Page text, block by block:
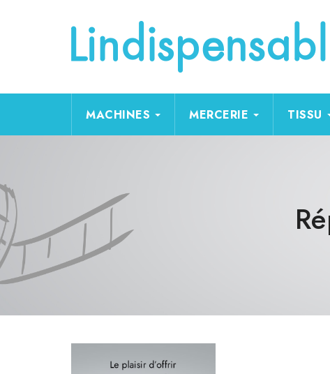
MACHINES MERCERIE TISSU